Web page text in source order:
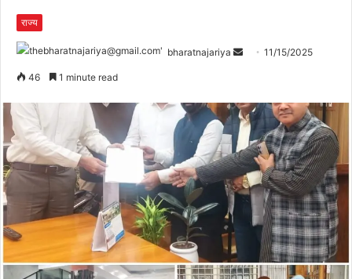
राज्य
bharatnajariya 11/15/2025
46 1 minute read